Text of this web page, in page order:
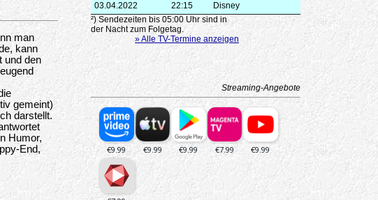
man
kann
und den
gemeint)
darstellt.
Humor,
End,
03.04.2022
22:15
Disney
²) Sendezeiten bis 05:00 Uhr sind in
der Nacht zum Folgetag.
» Alle TV-Termine anzeigen
Streaming-Angebote